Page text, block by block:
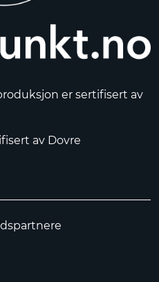
er sertifisert av
av Dovre